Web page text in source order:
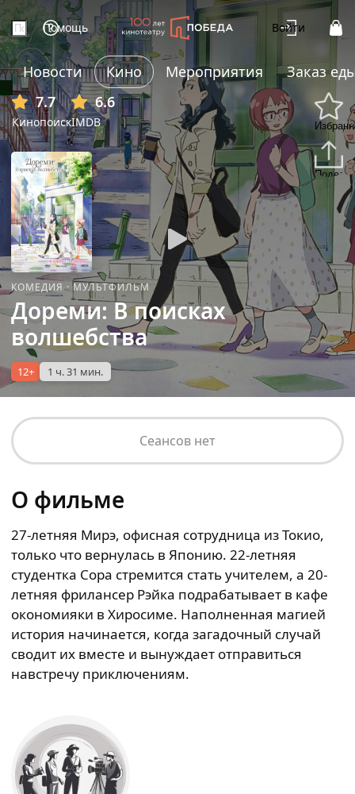
Помощь Войти
Новости Кино Мероприятия
Заказ
7.7
Кинопоиск
6.6
IMDB
КОМЕДИЯ· МУЛЬТФИЛЬМ
Дореми: В поисках
волшебства
12+ 1 ч. 31 мин.
Сеансов нет
О фильме
27-летняя Мирэ, офисная сотрудница из Токио,
только что вернулась в Японию. 22-летняя
студентка Сора стремится стать учителем, а 20-
летняя фрилансер Рэйка подрабатывает в кафе
окономияки в Хиросиме. Наполненная магией
история начинается, когда загадочный случай
сводит их вместе и вынуждает отправиться
навстречу приключениям.